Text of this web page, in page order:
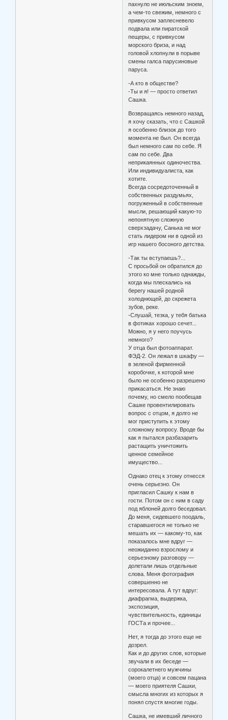
пахнуло не июльским зноем,
а чем-то свежим, немного с
привкусом заплесневело
подвала или пиратской
пещеры, с привкусом
морского бриза, и над
головой хлопнули в порыве
смены галса парусиновые
паруса.
-А кто в обществе?
-Ты и я! — просто ответил
Сашка.
Возвращаясь немного назад,
я хочу сказать, что с Сашкой
я особенно близок до того
момента не был. Он всегда
был немного сам по себе. Я
сам по себе. Два
неприкаянных одиночества.
Или индивидуалиста, как
хотите.
Всегда сосредоточенный в
собственных раздумьях,
погруженный в собственные
мысли, решающий какую-то
непонятную сложную
сверхзадачу, Санька не мог
стать лидером ни в одной из
игр нашего босоного детства.
-Так ты вступаешь?...
С просьбой он обратился до
этого ко мне только однажды,
когда мы плескались на
берегу нашей родной
холоднющей, до скрежета
зубов, реке.
-Слушай, тезка, у тебя батька
в фотиках хорошо сечет...
Можно, я у него поучусь
немного?
У отца был фотоаппарат.
ФЭД-2. Он лежал в шкафу —
в зеленой фирменной
коробочке, к которой мне
было не особенно разрешено
прикасаться. Не знаю
почему, но смело пообещав
Сашке провентилировать
вопрос с отцом, я долго не
мог приступить к этому
сложному вопросу. Вроде бы
как я пытался разбазарить
растащить уничтожить
ценное семейное
имущество...
Однако отец к этому отнесся
очень серьезно. Он
пригласил Сашку к нам в
гости. Потом он с ним в саду
под яблоней долго беседовал.
До меня, сидевшего поодаль,
старавшегося не только не
мешать их — какому-то, как
показалось мне вдруг —
неожиданно взрослому и
серьезному разговору —
долетали лишь отдельные
слова. Меня фотография
совершенно не
интересовала. А тут вдруг:
диафрагма, выдержка,
экспозиция,
чувствительность, единицы
ГОСТа и прочее...
Нет, я тогда до этого еще не
дозрел.
Как и до других слов, которые
звучали в их беседе —
сорокалетнего мужчины
(моего отца) и совсем пацана
— моего приятеля Сашки,
смысла многих из которых я
понял спустя многие годы.
Сашка, не имевший личного